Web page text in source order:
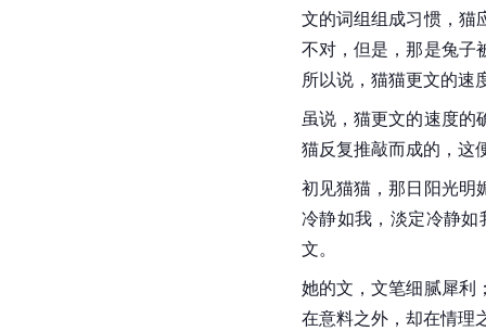
文的词组组成习惯，猫
不对，但是，那是兔子
所以说，猫猫更文的速
虽说，猫更文的速度的
猫反复推敲而成的，这
初见猫猫，那日阳光明
冷静如我，淡定冷静
文。
她的文，文笔细腻犀利
在意料之外，却在情理